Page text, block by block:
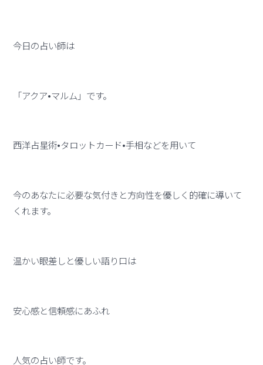
今日の占い師は
「アクア•マルム」です。
西洋占星術•タロットカード•手相などを用いて
今のあなたに必要な気付きと方向性を優しく的確に導いて
くれます。
温かい眼差しと優しい語り口は
安心感と信頼感にあふれ
人気の占い師です。